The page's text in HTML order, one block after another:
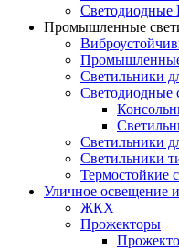
Светодиодные
Промышленные
Светильники
Светодиодные
Светильники
Светильники
Термостойкие
Уличное
ЖКХ
Прожекторы